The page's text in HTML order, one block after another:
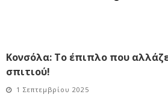
Κονσόλα: Το έπιπλο που
σπιτιού!
1 Σεπτεμβρίου 2025